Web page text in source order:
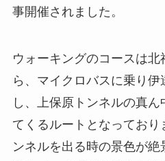
事開催されました。
ウォーキングのコースは
ら、マイクロバスに乗り
し、上保原トンネルの真
てくるルートとなっており
ンネルを出る時の景色が